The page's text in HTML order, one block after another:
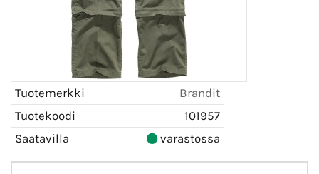
Tuotemerkki
Brandit
Tuotekoodi
101957
Saatavilla
varastossa